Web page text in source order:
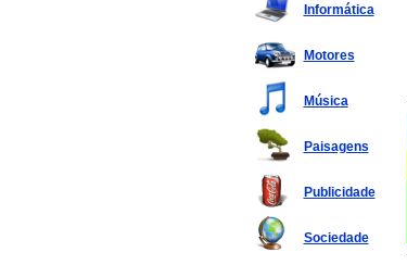
Informática
Motores
Música
Paisagens
Publicidade
Sociedade